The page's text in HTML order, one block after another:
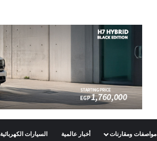
مواصفات ومقارنات أخبار عالمية السيارات الكهربائية